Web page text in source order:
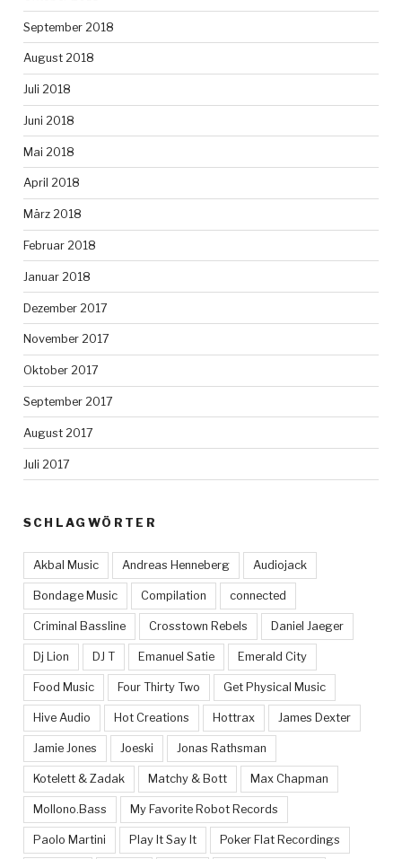
September 2018
August 2018
Juli 2018
Juni 2018
Mai 2018
April 2018
März 2018
Februar 2018
Januar 2018
Dezember 2017
November 2017
Oktober 2017
September 2017
August 2017
Juli 2017
SCHLAGWÖRTER
Akbal Music Andreas Henneberg Audiojack
Bondage Music Compilation connected
Criminal Bassline Crosstown Rebels Daniel Jaeger
Dj Lion DJ T Emanuel Satie Emerald City
Food Music Four Thirty Two Get Physical Music
Hive Audio Hot Creations Hottrax James Dexter
Jamie Jones Joeski Jonas Rathsman
Kotelett & Zadak Matchy & Bott Max Chapman
Mollono.Bass My Favorite Robot Records
Paolo Martini Play It Say It Poker Flat Recordings